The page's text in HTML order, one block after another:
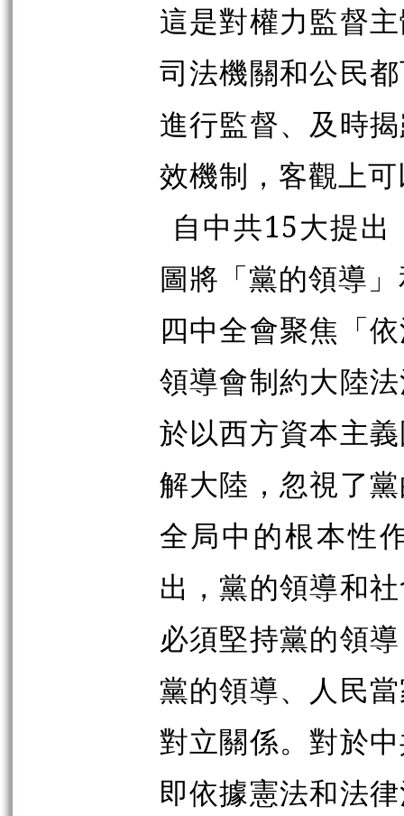
這是對權力監督
司法機關和公民
進行監督、及時
效機制，客觀上
自中共15大提
圖將「黨的領導
四中全會聚焦「
領導會制約大陸
於以西方資本主
解大陸，忽視了
全局中的根本性
出，黨的領導和
必須堅持黨的領
黨的領導、人民
對立關係。對於
即依據憲法和法